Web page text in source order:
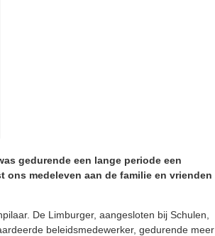
gedurende een lange periode een
ons medeleven aan de familie en vrienden
De Limburger, aangesloten bij Schulen,
beleidsmedewerker, gedurende meer